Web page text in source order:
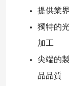
提供業
獨特的
加工
尖端的
品品質